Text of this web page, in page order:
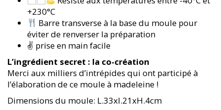
+230°C
Barre transverse à la base du moule pour
éviter de renverser la préparation
✌ prise en main facile
L’ingrédient secret : la co-création
Merci aux milliers d’intrépides qui ont participé à
l’élaboration de ce moule à madeleine !
Dimensions du moule: L.33xl.21xH.4cm